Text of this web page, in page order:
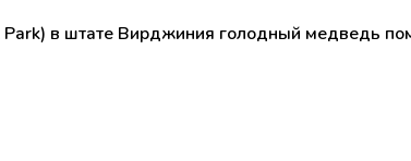
в штате Вирджиния голодный медведь